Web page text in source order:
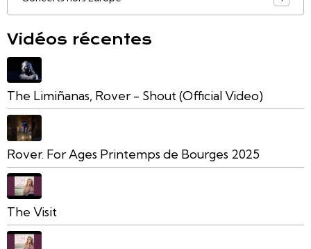
Vidéos récentes
The Limiñanas, Rover - Shout (Official Video)
Rover. For Ages Printemps de Bourges 2025
The Visit